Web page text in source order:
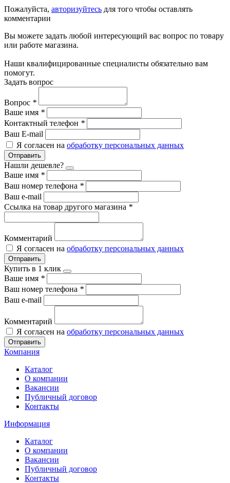
Пожалуйста, авторизуйтесь для того чтобы оставлять
комментарии
Вы можете задать любой интересующий вас вопрос по товару
или работе магазина.
Наши квалифицированные специалисты обязательно вам
помогут.
Задать вопрос
Вопрос *
Ваше имя *
Контактный телефон *
Ваш E-mail
Я согласен на обработку персональных данных
Отправить
Нашли дешевле?
Ваше имя *
Ваш номер телефона *
Ваш e-mail
Ссылка на товар другого магазина *
Комментарий
Я согласен на обработку персональных данных
Отправить
Купить в 1 клик
Ваше имя *
Ваш номер телефона *
Ваш e-mail
Комментарий
Я согласен на обработку персональных данных
Отправить
Компания
Каталог
О компании
Вакансии
Публичный договор
Контакты
Информация
Каталог
О компании
Вакансии
Публичный договор
Контакты